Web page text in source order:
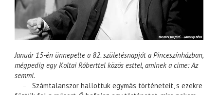
Január 15-én ünnepelte a 82. születésnapját a Pinceszínházban,
mégpedig egy Koltai Róberttel közös esttel, aminek a címe: Az
semmi.
– Számtalanszor hallottuk egymás történeteit, s ezekre